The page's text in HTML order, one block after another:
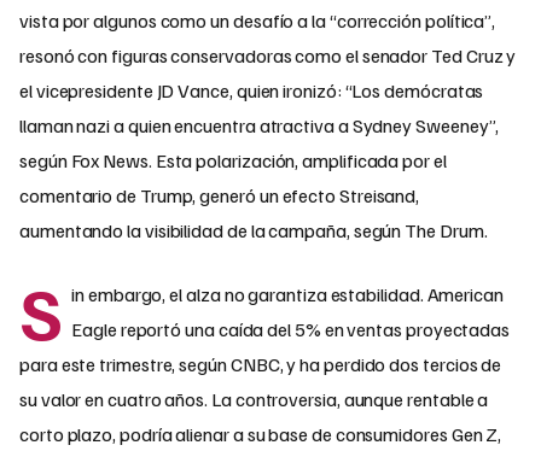
vista por algunos como un desafío a la “corrección política”,
resonó con figuras conservadoras como el senador Ted Cruz y
el vicepresidente JD Vance, quien ironizó: “Los demócratas
llaman nazi a quien encuentra atractiva a Sydney Sweeney”,
según Fox News. Esta polarización, amplificada por el
comentario de Trump, generó un efecto Streisand,
aumentando la visibilidad de la campaña, según The Drum.
S in embargo, el alza no garantiza estabilidad. American
Eagle reportó una caída del 5% en ventas proyectadas
para este trimestre, según CNBC, y ha perdido dos tercios de
su valor en cuatro años. La controversia, aunque rentable a
corto plazo, podría alienar a su base de consumidores Gen Z,